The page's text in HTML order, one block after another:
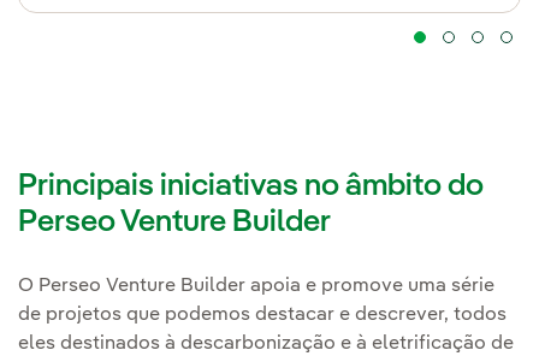
Principais iniciativas no âmbito do
Perseo Venture Builder
O Perseo Venture Builder apoia e promove uma série
de projetos que podemos destacar e descrever, todos
eles destinados à descarbonização e à eletrificação de